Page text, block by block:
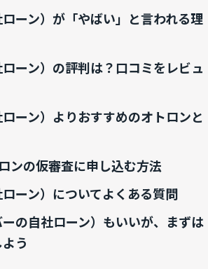
ーン）が「やばい」と言われる理
ーン）の評判は？口コミをレビュ
ーン）よりおすすめのオトロンと
ンの仮審査に申し込む方法
ーン）についてよくある質問
の自社ローン）もいいが、まずは
う